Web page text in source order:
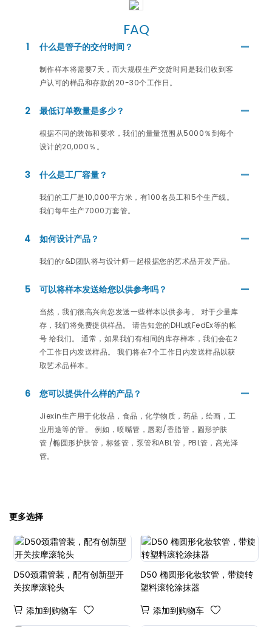
FAQ
1 什么是管子的交付时间？
制作样本将需要7天，而大规模生产交货时间是我们收到客
户认可的样品和存款的20-30个工作日。
2 最低订单数量是多少？
根据不同的装饰和要求，我们的量量范围从5000％到每个
设计的20,000％。
3 什么是工厂容量？
我们的工厂是10,000平方米，有100名员工和5个生产线。
我们每年生产7000万套管。
4 如何设计产品？
我们的r&D团队将与设计师一起根据您的艺术品开发产品。
5 可以将样本发送给您以供参考吗？
当然，我们很高兴向您发送一些样本以供参考。 对于少量库
存，我们将免费提供样品。 请告知您的DHL或FedEx等的帐
号 给我们。 通常，如果我们有相同的库存样本，我们会在2
个工作日内发送样品。 我们将在7个工作日内发送样品以获
取艺术品样本。
6 您可以提供什么样的产品？
Jiexin生产用于化妆品，食品，化学物质，药品，绘画，工
业用途等的管。 例如，喷嘴管，唇彩/香脂管，圆形护肤
管 /椭圆形护肤管，标签管，泵管和ABL管，PBL管，高光泽
管。
更多选择
D50颈霜管装，配有创新型开
关按摩滚轮头
添加到购物车
D50 椭圆形化妆软管，带旋转
塑料滚轮涂抹器
添加到购物车